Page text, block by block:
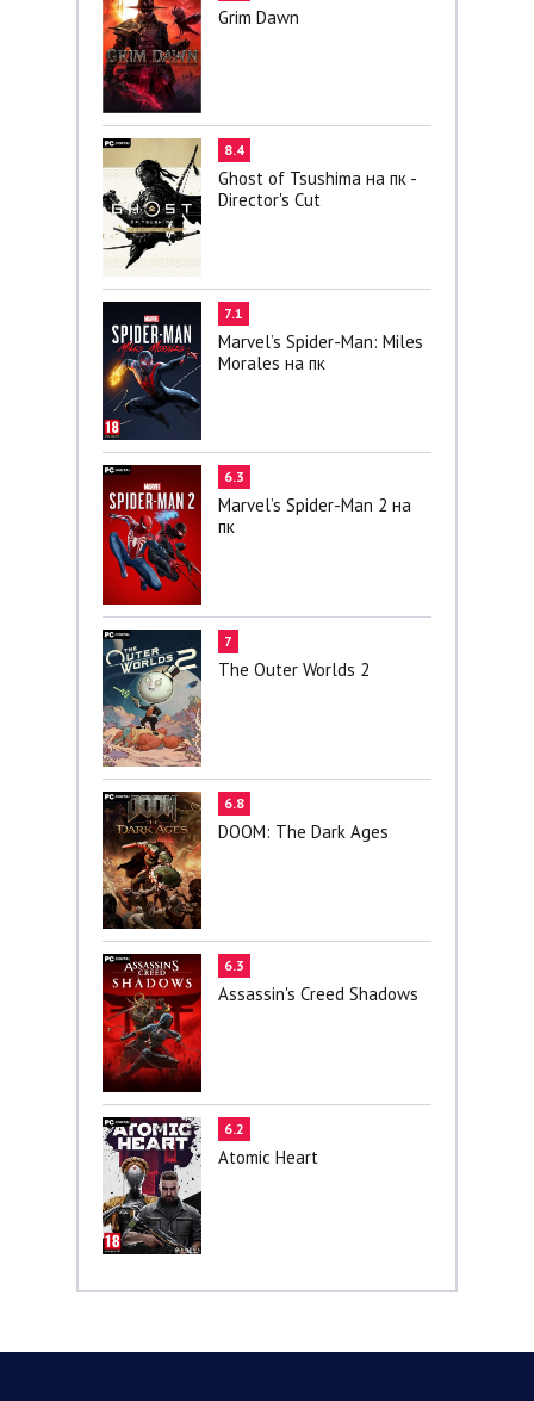
Grim Dawn
8.4
Ghost of Tsushima на пк -
Director's Cut
7.1
Marvel’s Spider-Man: Miles
Morales на пк
6.3
Marvel’s Spider-Man 2 на
пк
7
The Outer Worlds 2
6.8
DOOM: The Dark Ages
6.3
Assassin's Creed Shadows
6.2
Atomic Heart